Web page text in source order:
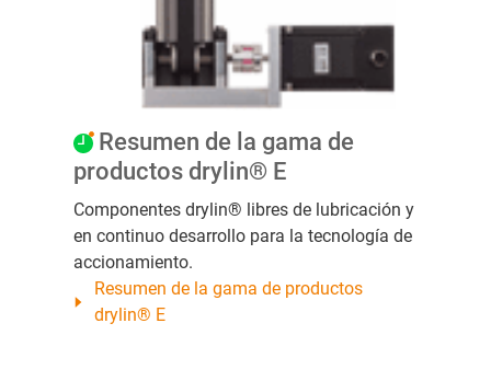
Resumen de la gama de
productos drylin® E
Componentes drylin® libres de lubricación y
en continuo desarrollo para la tecnología de
accionamiento.
Resumen de la gama de productos
drylin® E